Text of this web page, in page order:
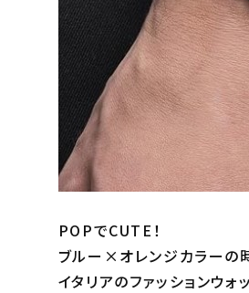
POPでCUTE！
ブルー×オレンジカラーの
イタリアのファッションウォ